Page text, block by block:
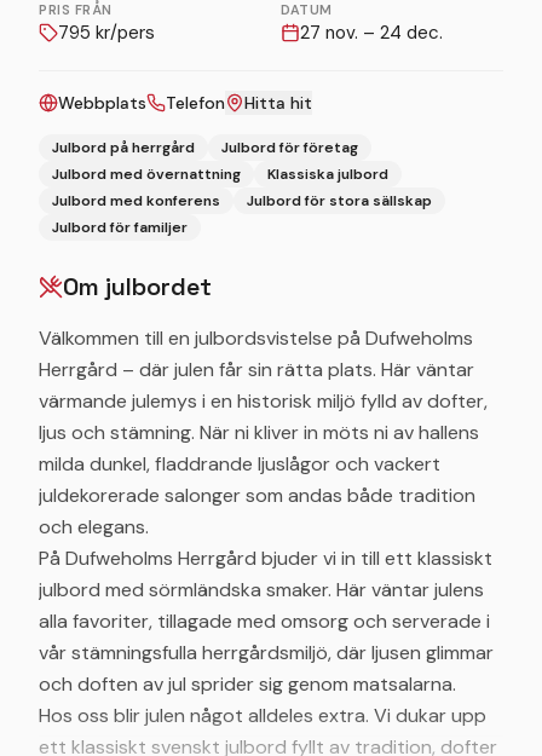
PRIS FRÅN
795 kr/pers
DATUM
27 nov. – 24 dec.
Webbplats Telefon Hitta hit
Julbord på herrgård
Julbord för företag
Julbord med övernattning
Klassiska julbord
Julbord med konferens
Julbord för stora sällskap
Julbord för familjer
Om julbordet
Välkommen till en julbordsvistelse på Dufweholms
Herrgård – där julen får sin rätta plats. Här väntar
värmande julemys i en historisk miljö fylld av dofter,
ljus och stämning. När ni kliver in möts ni av hallens
milda dunkel, fladdrande ljuslågor och vackert
juldekorerade salonger som andas både tradition
och elegans.
På Dufweholms Herrgård bjuder vi in till ett klassiskt
julbord med sörmländska smaker. Här väntar julens
alla favoriter, tillagade med omsorg och serverade i
vår stämningsfulla herrgårdsmiljö, där ljusen glimmar
och doften av jul sprider sig genom matsalarna.
Hos oss blir julen något alldeles extra. Vi dukar upp
ett klassiskt svenskt julbord fyllt av tradition, dofter